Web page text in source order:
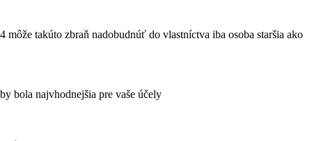
takúto zbraň nadobudnúť do vlastníctva iba osoba staršia ako
bola najvhodnejšia pre vaše účely